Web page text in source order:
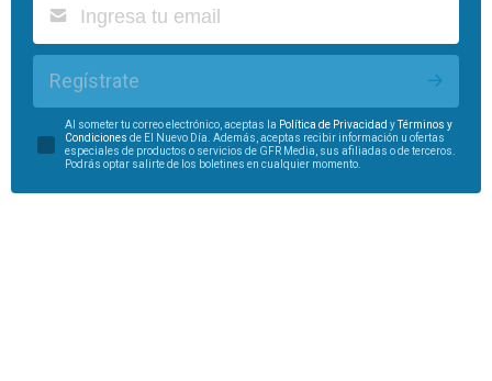
Regístrate
Al someter tu correo electrónico, aceptas la Política de Privacidad yTérminos y
Condiciones de El Nuevo Día. Además, aceptas recibir información u ofertas
especiales de productos o servicios de GFR Media, sus afiliadas o de terceros.
Podrás optar salirte de los boletines en cualquier momento.